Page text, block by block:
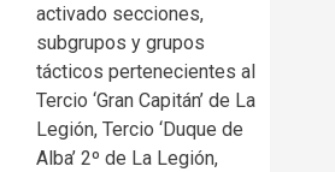
activado secciones,
subgrupos y grupos
tácticos pertenecientes al
Tercio ‘Gran Capitán’ de La
Legión, Tercio ‘Duque de
Alba’ 2º de La Legión,